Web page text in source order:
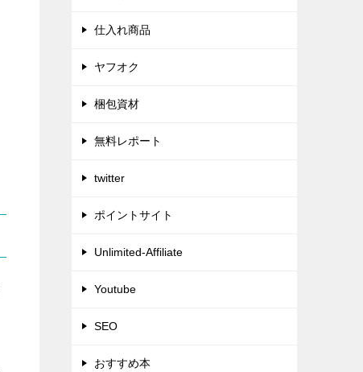
仕入れ商品
ヤフオク
梱包資材
無料レポート
twitter
ポイントサイト
Unlimited-Affiliate
Youtube
SEO
おすすめ本